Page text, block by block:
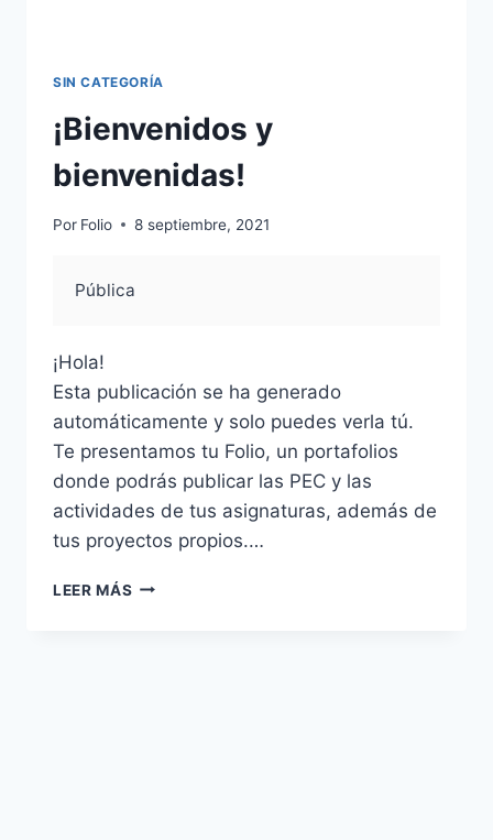
SIN CATEGORÍA
¡Bienvenidos y
bienvenidas!
Por Folio 8 septiembre, 2021
Pública
¡Hola!
Esta publicación se ha generado
automáticamente y solo puedes verla tú.
Te presentamos tu Folio, un portafolios
donde podrás publicar las PEC y las
actividades de tus asignaturas, además de
tus proyectos propios.…
LEER MÁS ¡BIENVENIDOS